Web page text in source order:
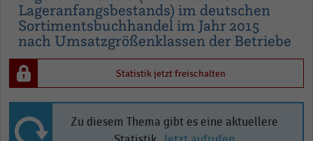
Lageranfangsbestands) im deutschen
Sortimentsbuchhandel im Jahr 2015
nach Umsatzgrößenklassen der Betriebe
Statistik jetzt freischalten
Zu diesem Thema gibt es eine aktuellere